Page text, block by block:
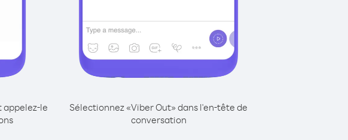
appelez-le
Sélectionnez «Viber Out» dans l'en-tête de
conversation